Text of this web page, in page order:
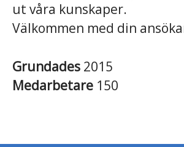
ut våra kunskaper.
Välkommen med din
Grundades 2015
Medarbetare 150